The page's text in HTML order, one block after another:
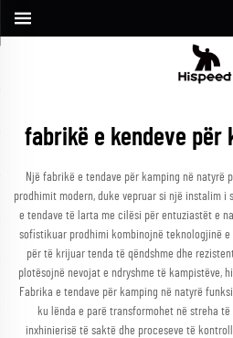
fabrikë e kendeve për
Një fabrikë e tendave për kamping në natyrë
prodhimit modern, duke vepruar si një instalim
e tendave të larta me cilësi për entuziastët e
sofistikuar prodhimi kombinojnë teknologjinë
për të krijuar tenda të qëndshme dhe
plotësojnë nevojat e ndryshme të kampistëve,
Fabrika e tendave për kamping në natyrë
ku lënda e parë transformohet në streha
inxhinierisë të saktë dhe proceseve të